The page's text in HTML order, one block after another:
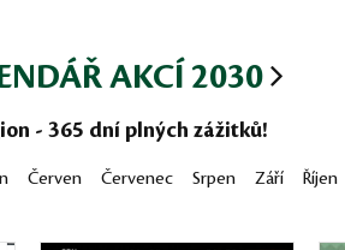
AKCÍ 2030
- 365 dní plných zážitků!
Červen Červenec Srpen Září Říjen